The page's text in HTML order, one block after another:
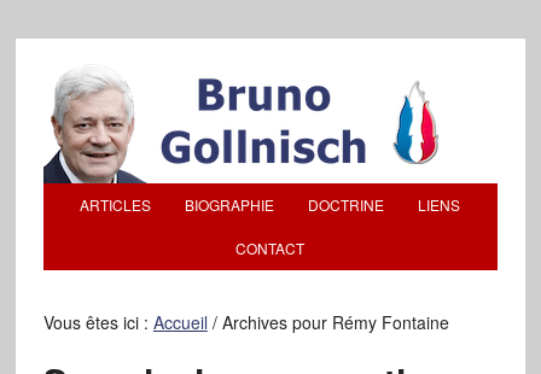
ARTICLES BIOGRAPHIE DOCTRINE LIENS
CONTACT
Vous êtes ici : Accueil /Archives pour Rémy Fontaine